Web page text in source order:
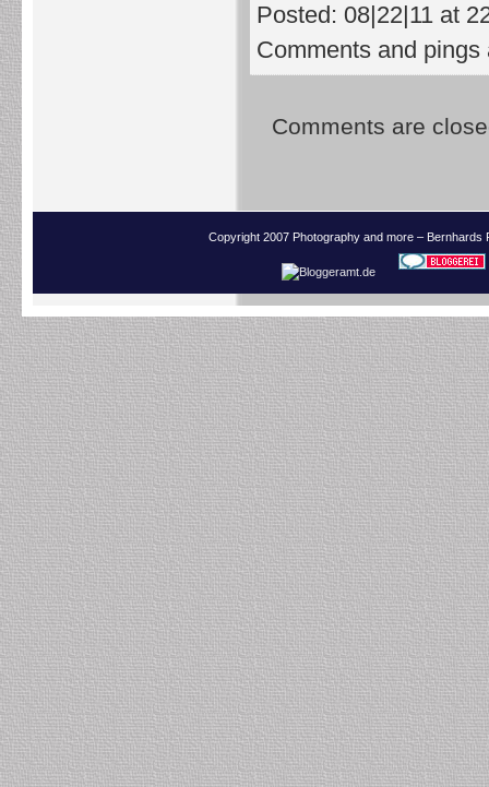
Posted: 08|22|11 at
Comments and
Comments are
Copyright 2007 Photography and more –